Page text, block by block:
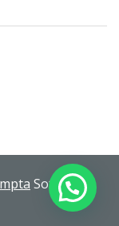
Software